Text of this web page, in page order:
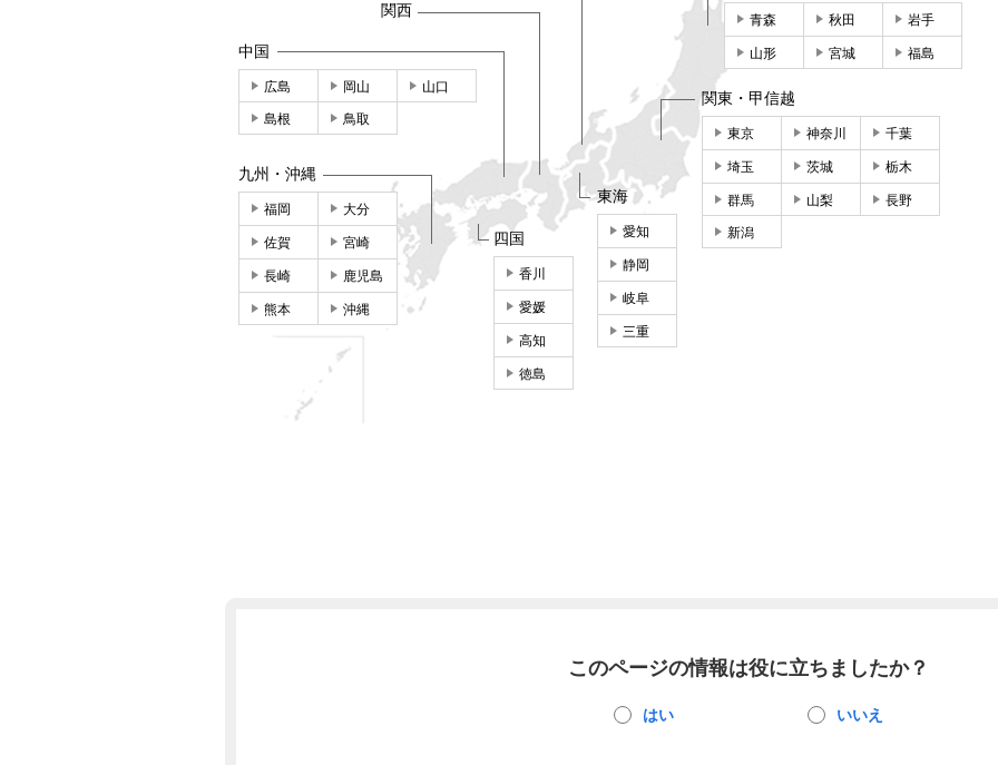
青森 秋田 岩手
山形 宮城 福島
関東・甲信越
東京 神奈川 千葉
埼玉 茨城 栃木
群馬 山梨 長野
新潟
東海
愛知
静岡
岐阜
三重
関西
中国
広島 岡山 山口
島根 鳥取
四国
香川
愛媛
高知
徳島
九州・沖縄
福岡 大分
佐賀 宮崎
長崎 鹿児島
熊本 沖縄
このページの情報は役に立ちましたか？
はい いいえ